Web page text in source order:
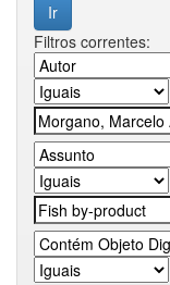
Filtros correntes: